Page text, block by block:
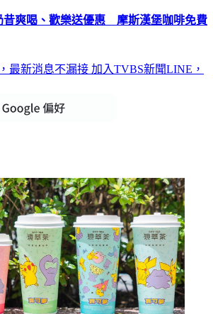
昔爽喝、歡樂送優惠 摩斯漢堡咖啡免費
最新消息不漏接 加入TVBS新聞LINE，